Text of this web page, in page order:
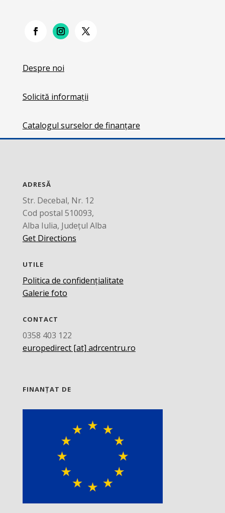
Despre noi
Solicită informații
Catalogul surselor de finanțare
ADRESĂ
Str. Decebal, Nr. 12
Cod postal 510093,
Alba Iulia, Județul Alba
Get Directions
UTILE
Politica de confidențialitate
Galerie foto
CONTACT
0358 403 122
europedirect [at] adrcentru.ro
FINANȚAT DE